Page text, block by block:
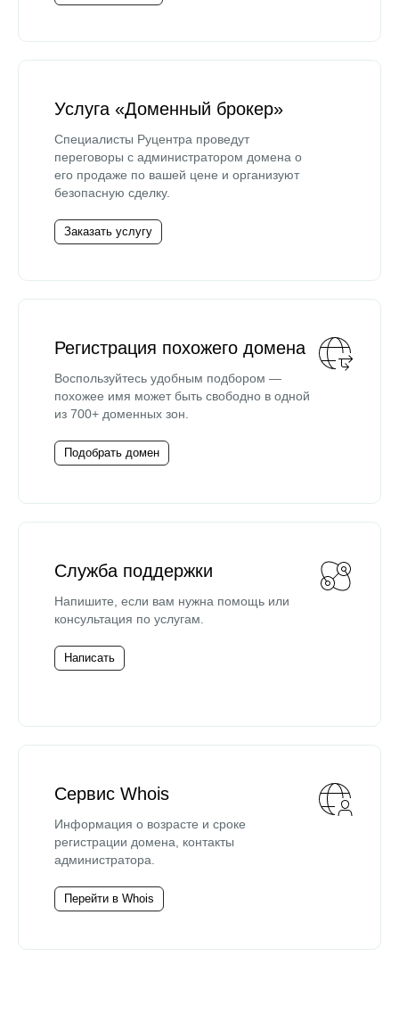
Услуга «Доменный брокер»
Специалисты Руцентра проведут
переговоры с администратором домена о
его продаже по вашей цене и организуют
безопасную сделку.
Заказать услугу
Регистрация похожего домена
Воспользуйтесь удобным подбором —
похожее имя может быть свободно в одной
из 700+ доменных зон.
Подобрать домен
Служба поддержки
Напишите, если вам нужна помощь или
консультация по услугам.
Написать
Сервис Whois
Информация о возрасте и сроке
регистрации домена, контакты
администратора.
Перейти в Whois